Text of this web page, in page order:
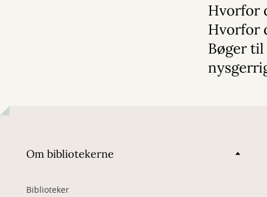
Hvorfor
Hvorfor
Bøger til
Om bibliotekerne
Biblioteker